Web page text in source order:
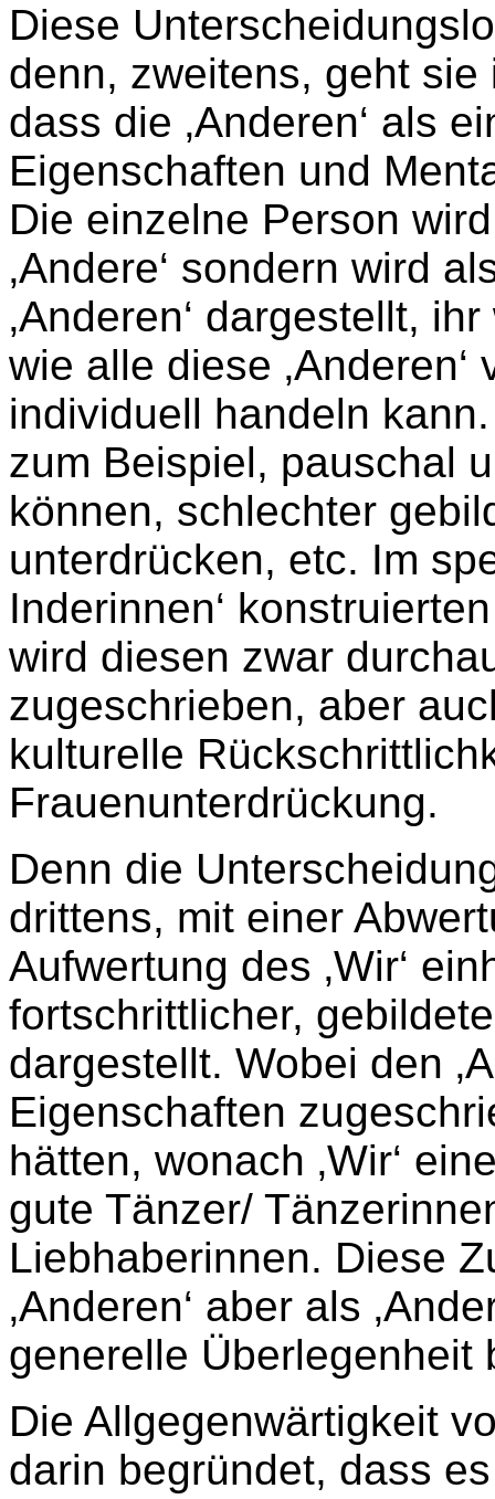
Diese
denn, zweitens, geht
dass die ‚Anderen‘ als
Eigenschaften und
Die einzelne Person
‚Andere‘ sondern wird
‚Anderen‘ dargestellt,
wie alle diese
individuell handeln
zum Beispiel, pauschal
können, schlechter
unterdrücken, etc. Im
Inderinnen‘
wird diesen zwar
zugeschrieben, aber
kulturelle
Frauenunterdrückung.
Denn die
drittens, mit einer
Aufwertung des ‚Wir‘
fortschrittlicher,
dargestellt. Wobei den
Eigenschaften
hätten, wonach ‚Wir‘
gute Tänzer/
Liebhaberinnen. Diese
‚Anderen‘ aber als
generelle Überlegenheit
Die Allgegenwärtigkeit
darin begründet, dass